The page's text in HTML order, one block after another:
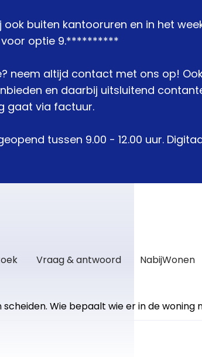
buiten kantooruren en in het
voor optie 9.**********
neem altijd contact met ons op!
en daarbij uitsluitend
gaat via factuur.
tussen 9.00 - 12.00 uur.
Vraag & antwoord NabijWonen
scheiden. Wie bepaalt wie er in de woning